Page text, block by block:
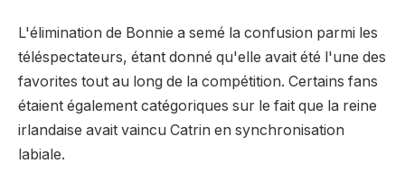
L'élimination de Bonnie a semé la confusion parmi les
téléspectateurs, étant donné qu'elle avait été l'une des
favorites tout au long de la compétition. Certains fans
étaient également catégoriques sur le fait que la reine
irlandaise avait vaincu Catrin en synchronisation
labiale.